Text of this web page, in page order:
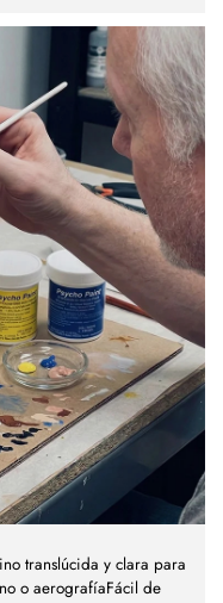
translúcida y clara para
o aerografíaFácil de